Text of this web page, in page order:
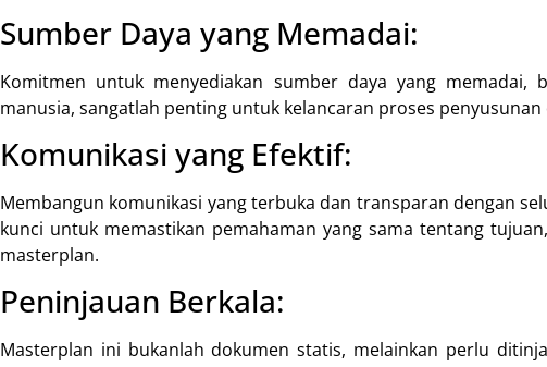
Sumber Daya yang Memadai:
Komitmen untuk menyediakan sumber daya yang memadai,
manusia, sangatlah penting untuk kelancaran proses
Komunikasi yang Efektif:
Membangun komunikasi yang terbuka dan transparan dengan
kunci untuk memastikan pemahaman yang sama tentang
masterplan.
Peninjauan Berkala:
Masterplan ini bukanlah dokumen statis, melainkan perlu